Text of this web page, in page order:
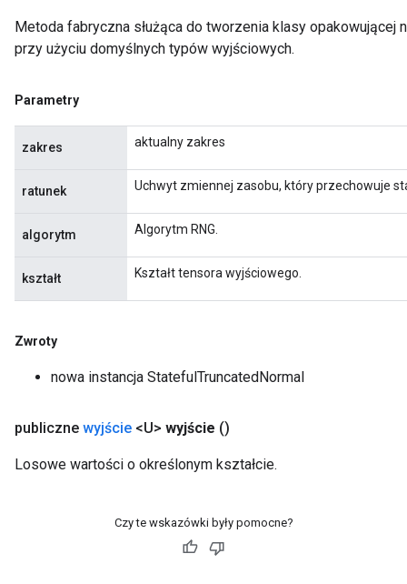
Metoda fabryczna służąca do tworzenia klasy opakowującej
przy użyciu domyślnych typów wyjściowych.
Parametry
zakres aktualny zakres
ratunek Uchwyt zmiennej zasobu, który przechowuje
algorytm Algorytm RNG.
kształt Kształt tensora wyjściowego.
Zwroty
nowa instancja StatefulTruncatedNormal
publiczne wyjście <U> wyjście ()
Losowe wartości o określonym kształcie.
Czy te wskazówki były pomocne?